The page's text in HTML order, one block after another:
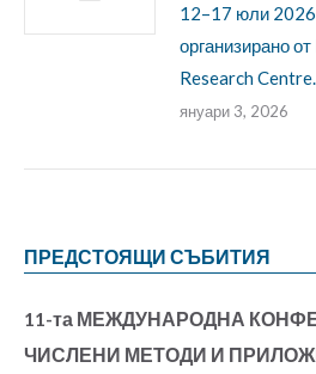
12–17 юли 2026
организирано
Research Centre.
януари 3, 2026
ПРЕДСТОЯЩИ СЪБИТИЯ
11-та МЕЖДУНАРОДНА
ЧИСЛЕНИ МЕТОДИ И